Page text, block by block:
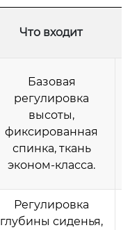
Что входит
Базовая
регулировка
высоты,
фиксированная
спинка, ткань
эконом-класса.
Регулировка
глубины сиденья,